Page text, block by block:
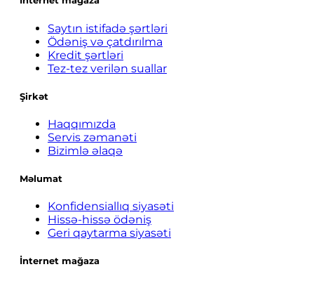
Saytın istifadə şərtləri
Ödəniş və çatdırılma
Kredit şərtləri
Tez-tez verilən suallar
Şirkət
Haqqımızda
Servis zəmanəti
Bizimlə əlaqə
Məlumat
Konfidensiallıq siyasəti
Hissə-hissə ödəniş
Geri qaytarma siyasəti
İnternet mağaza